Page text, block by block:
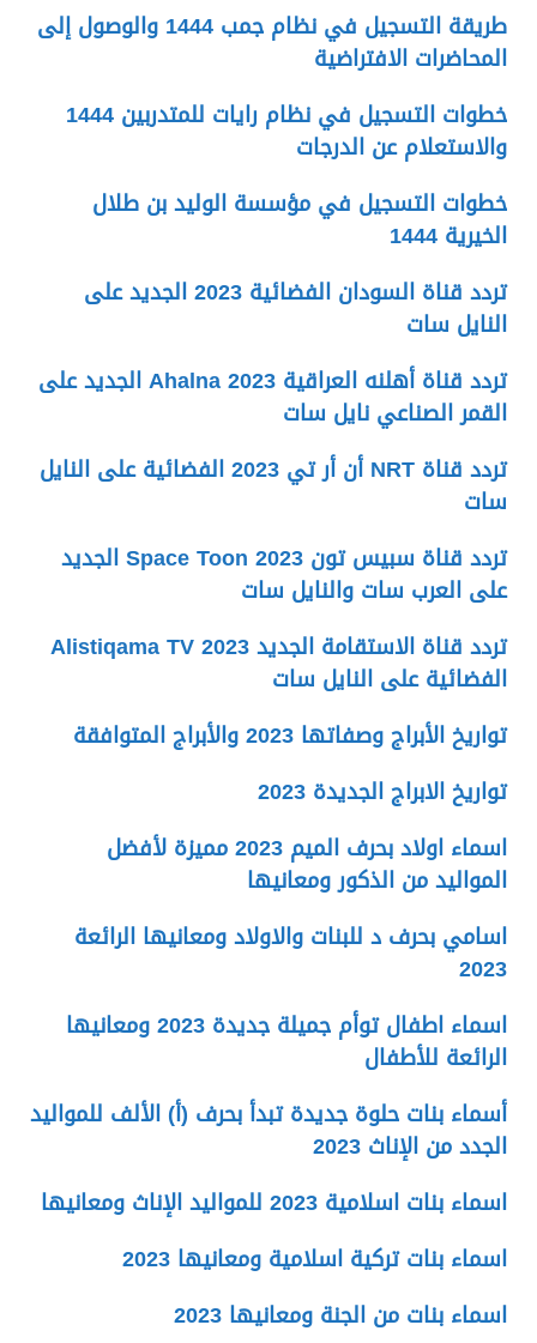
طريقة التسجيل في نظام جمب 1444 والوصول إلى
المحاضرات الافتراضية
خطوات التسجيل في نظام رايات للمتدربين 1444
والاستعلام عن الدرجات
خطوات التسجيل في مؤسسة الوليد بن طلال
الخيرية 1444
تردد قناة السودان الفضائية 2023 الجديد على
النايل سات
تردد قناة أهلنه العراقية Ahalna 2023 الجديد على
القمر الصناعي نايل سات
تردد قناة NRT أن أر تي 2023 الفضائية على النايل
سات
تردد قناة سبيس تون Space Toon 2023 الجديد
على العرب سات والنايل سات
تردد قناة الاستقامة الجديد 2023 Alistiqama TV
الفضائية على النايل سات
تواريخ الأبراج وصفاتها 2023 والأبراج المتوافقة
تواريخ الابراج الجديدة 2023
اسماء اولاد بحرف الميم 2023 مميزة لأفضل
المواليد من الذكور ومعانيها
اسامي بحرف د للبنات والاولاد ومعانيها الرائعة
2023
اسماء اطفال توأم جميلة جديدة 2023 ومعانيها
الرائعة للأطفال
أسماء بنات حلوة جديدة تبدأ بحرف (أ) الألف للمواليد
الجدد من الإناث 2023
اسماء بنات اسلامية 2023 للمواليد الإناث ومعانيها
اسماء بنات تركية اسلامية ومعانيها 2023
اسماء بنات من الجنة ومعانيها 2023